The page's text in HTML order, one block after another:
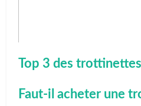
Top 3 des
Faut-il acheter une